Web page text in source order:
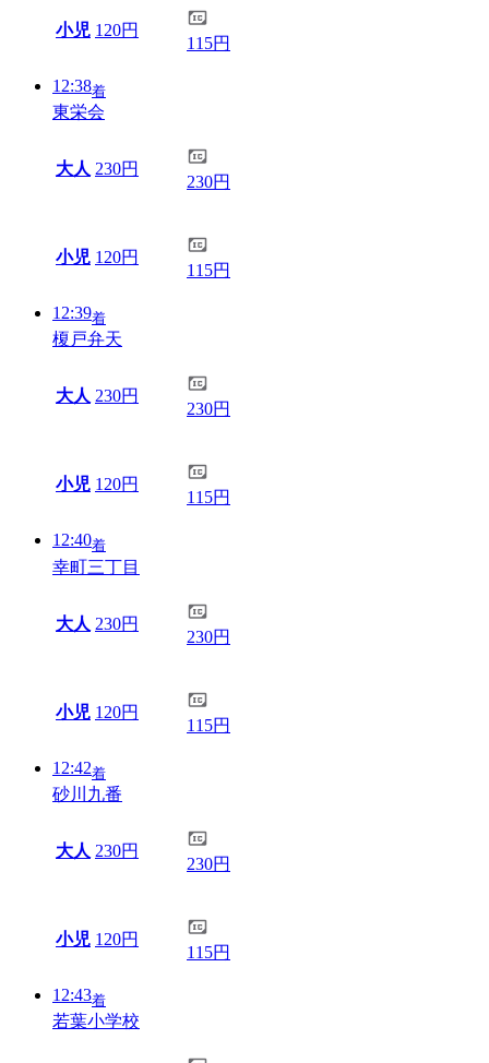
小児 120円
115円
12:38着
東栄会
大人 230円
230円
小児 120円
115円
12:39着
榎戸弁天
大人 230円
230円
小児 120円
115円
12:40着
幸町三丁目
大人 230円
230円
小児 120円
115円
12:42着
砂川九番
大人 230円
230円
小児 120円
115円
12:43着
若葉小学校